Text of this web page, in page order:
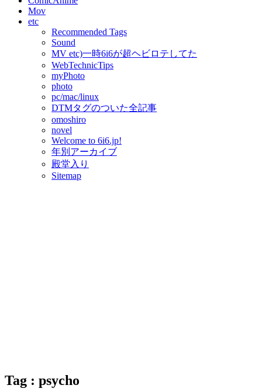
Mov
etc
Recommended Tags
Sound
MV etc)一時6i6が超ヘビロテしてた
WebTechnicTips
myPhoto
photo
pc/mac/linux
DTMタグのついた全記事
omoshiro
novel
Welcome to 6i6.jp!
年別アーカイブ
殿堂入り
Sitemap
Tag : psycho